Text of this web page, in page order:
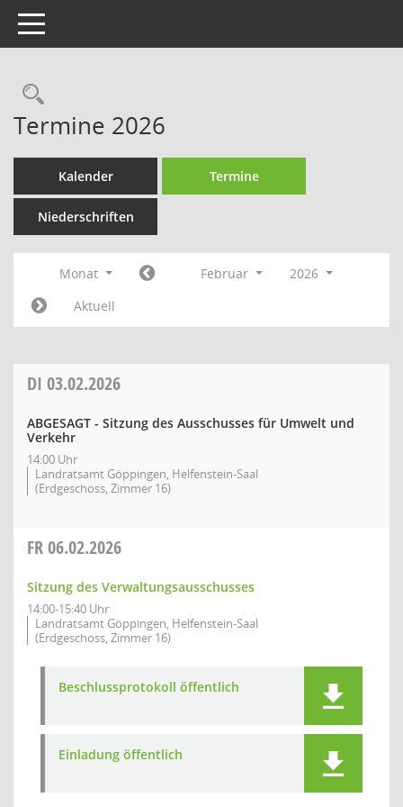
Toggle navigation
Rechercheauswahl
Termine 2026
Kalender Termine
Niederschriften
Monat Februar
2026
Aktuell
DI 03.02.2026
ABGESAGT - Sitzung des Ausschusses für Umwelt und
Verkehr
14:00 Uhr
Landratsamt Göppingen, Helfenstein-Saal
(Erdgeschoss, Zimmer 16)
FR06.02.2026
Sitzung des Verwaltungsausschusses
14:00-15:40 Uhr
Landratsamt Göppingen, Helfenstein-Saal
(Erdgeschoss, Zimmer 16)
Beschlussprotokoll öffentlich
Einladung öffentlich